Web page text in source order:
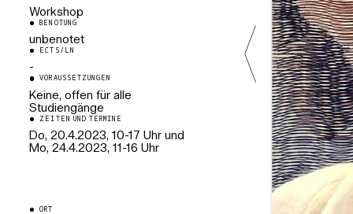
Workshop
BENOTUNG
unbenotet
ECTS/LN
-
VORAUSSETZUNGEN
Keine, offen für alle
Studiengänge
ZEITEN UND TERMINE
Do, 20.4.2023, 10-17 Uhr und
Mo, 24.4.2023, 11-16 Uhr
ORT